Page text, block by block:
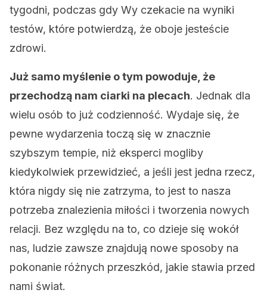
tygodni, podczas gdy Wy czekacie na wyniki
testów, które potwierdzą, że oboje jesteście
zdrowi.
Już samo myślenie o tym powoduje, że
przechodzą nam ciarki na plecach. Jednak dla
wielu osób to już codzienność. Wydaje się, że
pewne wydarzenia toczą się w znacznie
szybszym tempie, niż eksperci mogliby
kiedykolwiek przewidzieć, a jeśli jest jedna rzecz,
która nigdy się nie zatrzyma, to jest to nasza
potrzeba znalezienia miłości i tworzenia nowych
relacji. Bez względu na to, co dzieje się wokół
nas, ludzie zawsze znajdują nowe sposoby na
pokonanie różnych przeszkód, jakie stawia przed
nami świat.